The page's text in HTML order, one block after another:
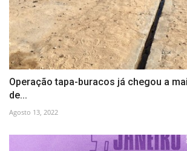
Operação tapa-buracos já chegou a
de...
Agosto 13, 2022